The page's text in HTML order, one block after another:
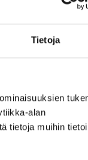
Tietoja
alan
tietoja muihin
ole